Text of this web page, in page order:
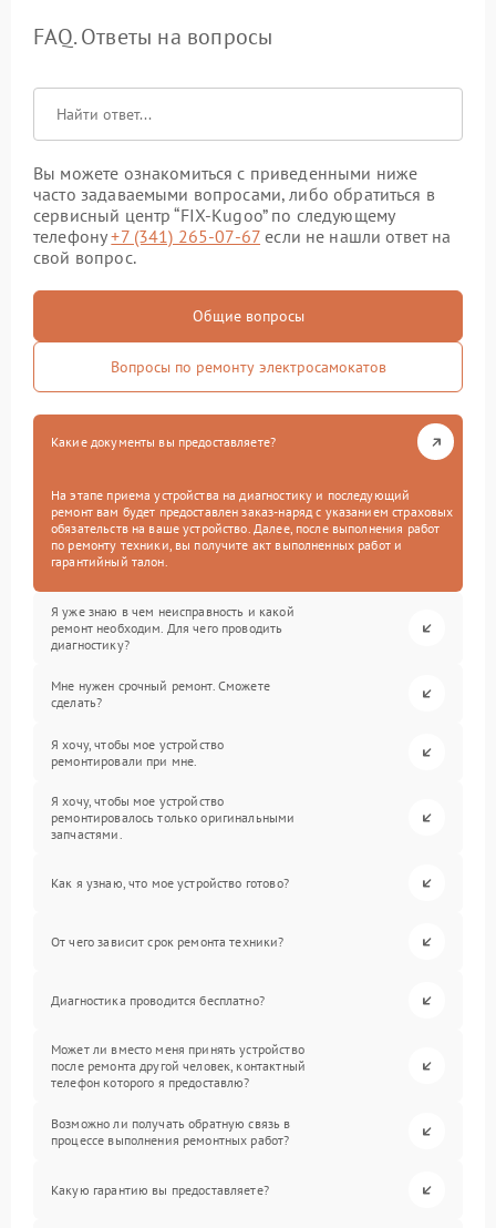
FAQ. Ответы на вопросы
Вы можете ознакомиться с приведенными ниже
часто задаваемыми вопросами, либо обратиться в
сервисный центр “FIX-Kugoo” по следующему
телефону+7 (341) 265-07-67 если не нашли ответ на
свой вопрос.
Общие вопросы
Вопросы по ремонту электросамокатов
Какие документы вы предоставляете?
На этапе приема устройства на диагностику и последующий
ремонт вам будет предоставлен заказ-наряд с указанием страховых
обязательств на ваше устройство. Далее, после выполнения работ
по ремонту техники, вы получите акт выполненных работ и
гарантийный талон.
Я уже знаю в чем неисправность и какой
ремонт необходим. Для чего проводить
диагностику?
Мне нужен срочный ремонт. Сможете
сделать?
Я хочу, чтобы мое устройство
ремонтировали при мне.
Я хочу, чтобы мое устройство
ремонтировалось только оригинальными
запчастями.
Как я узнаю, что мое устройство готово?
От чего зависит срок ремонта техники?
Диагностика проводится бесплатно?
Может ли вместо меня принять устройство
после ремонта другой человек, контактный
телефон которого я предоставлю?
Возможно ли получать обратную связь в
процессе выполнения ремонтных работ?
Какую гарантию вы предоставляете?